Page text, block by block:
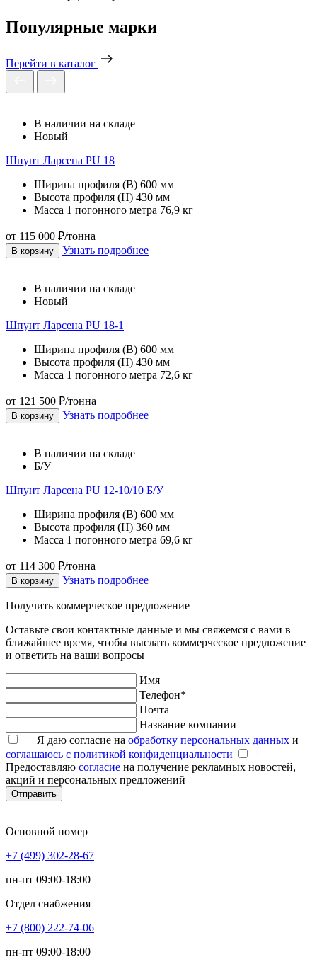
Популярные марки
Перейти в каталог
В наличии на складе
Новый
Шпунт Ларсена PU 18
Ширина профиля (В) 600 мм
Высота профиля (Н) 430 мм
Масса 1 погонного метра 76,9 кг
от 115 000 ₽/тонна
В корзину Узнать подробнее
В наличии на складе
Новый
Шпунт Ларсена PU 18-1
Ширина профиля (В) 600 мм
Высота профиля (Н) 430 мм
Масса 1 погонного метра 72,6 кг
от 121 500 ₽/тонна
В корзину Узнать подробнее
В наличии на складе
Б/У
Шпунт Ларсена PU 12-10/10 Б/У
Ширина профиля (В) 600 мм
Высота профиля (Н) 360 мм
Масса 1 погонного метра 69,6 кг
от 114 300 ₽/тонна
В корзину Узнать подробнее
Получить коммерческое предложение
Оставьте свои контактные данные и мы свяжемся с вами в
ближайшее время, чтобы выслать коммерческое предложение
и ответить на ваши вопросы
Имя
Телефон*
Почта
Название компании
Я даю согласие на обработку персональных данных и
соглашаюсь с политикой конфиденциальности
Предоставляю согласие на получение рекламных новостей,
акций и персональных предложений
Отправить
Основной номер
+7 (499) 302-28-67
пн-пт 09:00-18:00
Отдел снабжения
+7 (800) 222-74-06
пн-пт 09:00-18:00